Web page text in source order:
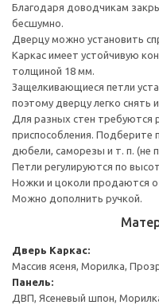
Благодаря доводчикам
бесшумно.
Дверцу можно установить
Каркас имеет устойчивую
толщиной 18 мм.
Защелкивающиеся петли
поэтому дверцу легко снять
Для разных стен требуются
приспособления. Подберите
дюбели, саморезы и т. п. (не
Петли регулируются по
Ножки и цоколи продаются
Можно дополнить ручкой.
Дверь Каркас:
Массив ясеня, Морилка,
Панель:
ДВП, Ясеневый шпон,